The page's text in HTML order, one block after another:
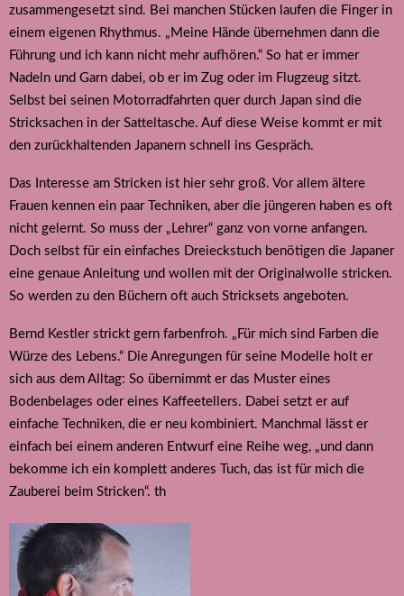
zusammengesetzt sind. Bei manchen Stücken laufen die Finger in
einem eigenen Rhythmus. „Meine Hände übernehmen dann die
Führung und ich kann nicht mehr aufhören.“ So hat er immer
Nadeln und Garn dabei, ob er im Zug oder im Flugzeug sitzt.
Selbst bei seinen Motorradfahrten quer durch Japan sind die
Stricksachen in der Satteltasche. Auf diese Weise kommt er mit
den zurückhaltenden Japanern schnell ins Gespräch.
Das Interesse am Stricken ist hier sehr groß. Vor allem ältere
Frauen kennen ein paar Techniken, aber die jüngeren haben es oft
nicht gelernt. So muss der „Lehrer“ ganz von vorne anfangen.
Doch selbst für ein einfaches Dreieckstuch benötigen die Japaner
eine genaue Anleitung und wollen mit der Originalwolle stricken.
So werden zu den Büchern oft auch Stricksets angeboten.
Bernd Kestler strickt gern farbenfroh. „Für mich sind Farben die
Würze des Lebens.“ Die Anregungen für seine Modelle holt er
sich aus dem Alltag: So übernimmt er das Muster eines
Bodenbelages oder eines Kaffeetellers. Dabei setzt er auf
einfache Techniken, die er neu kombiniert. Manchmal lässt er
einfach bei einem anderen Entwurf eine Reihe weg, „und dann
bekomme ich ein komplett anderes Tuch, das ist für mich die
Zauberei beim Stricken“. th